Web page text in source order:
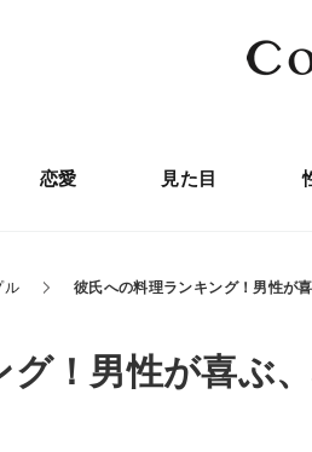
恋愛 見た目
ル 彼氏への料理ランキング！男性が
！男性が喜ぶ